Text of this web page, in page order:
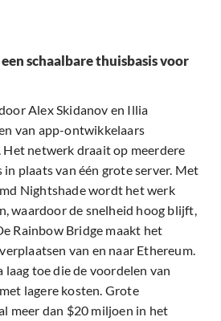
schaalbare thuisbasis voor
Alex Skidanov en Illia
van app-ontwikkelaars
Het netwerk draait op meerdere
plaats van één grote server. Met
Nightshade wordt het werk
waardoor de snelheid hoog blijft,
Rainbow Bridge maakt het
van en naar Ethereum.
toe die de voordelen van
lagere kosten. Grote
meer dan $20 miljoen in het